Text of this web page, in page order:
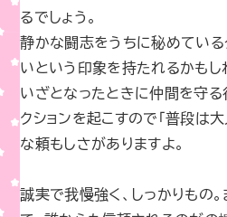
るでしょう。
静かな闘志をうちに秘めてい
いという印象を持たれるかもし
いざとなったときに仲間を守
クションを起こすので「普段は
な頼もしさがありますよ。
誠実で我慢強く、しっかりもの